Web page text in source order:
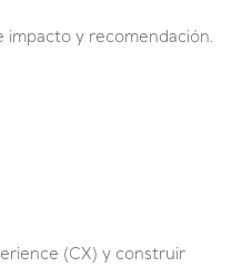
impacto y recomendación.
(CX) y construir